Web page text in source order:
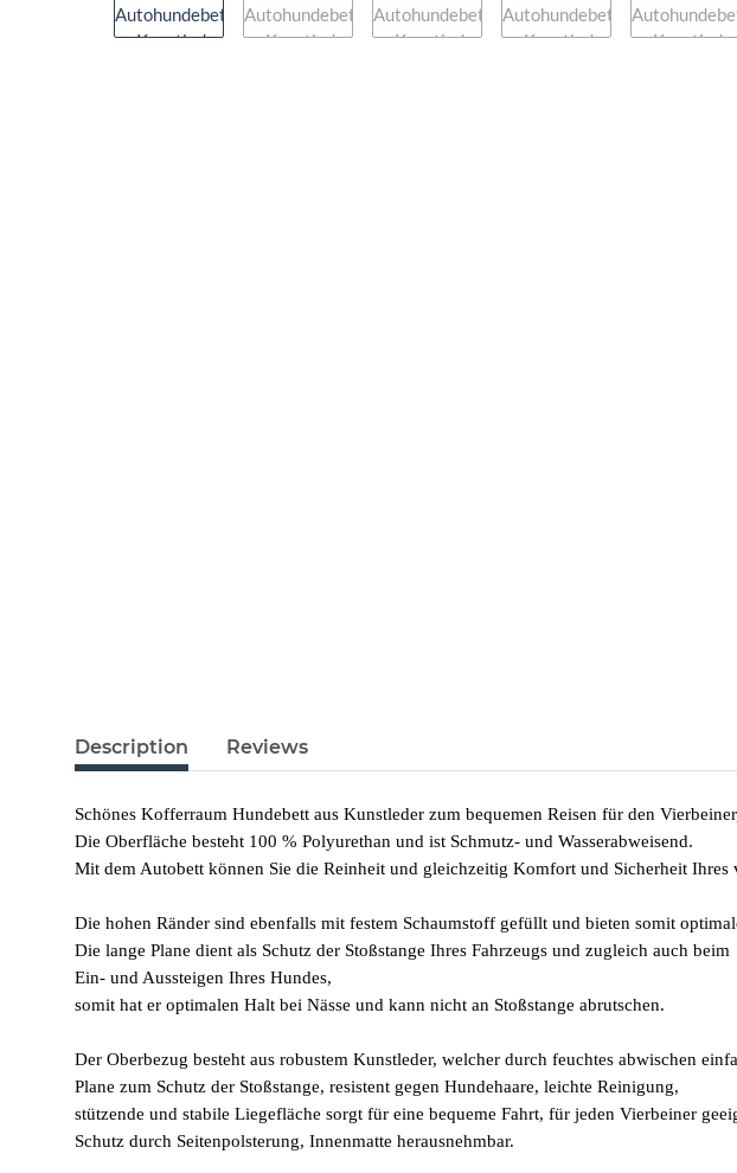
Description Reviews
Schönes Kofferraum Hundebett aus Kunstleder zum bequemen Reisen für den
Die Oberfläche besteht 100 % Polyurethan und ist Schmutz- und Wasserabweisend.
Mit dem Autobett können Sie die Reinheit und gleichzeitig Komfort und Sicherheit Ihres
Die hohen Ränder sind ebenfalls mit festem Schaumstoff gefüllt und bieten somit
Die lange Plane dient als Schutz der Stoßstange Ihres Fahrzeugs und zugleich auch beim
Ein- und Aussteigen Ihres Hundes,
somit hat er optimalen Halt bei Nässe und kann nicht an Stoßstange abrutschen.
Der Oberbezug besteht aus robustem Kunstleder, welcher durch feuchtes abwischen
Plane zum Schutz der Stoßstange, resistent gegen Hundehaare, leichte Reinigung,
stützende und stabile Liegefläche sorgt für eine bequeme Fahrt, für jeden Vierbeiner
Schutz durch Seitenpolsterung, Innenmatte herausnehmbar.